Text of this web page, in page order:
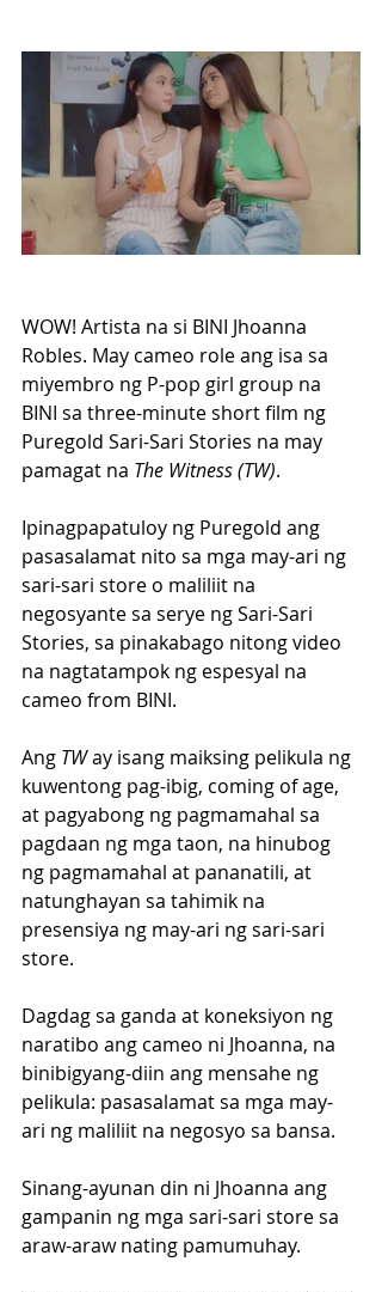
WOW! Artista na si BINI Jhoanna
Robles. May cameo role ang isa sa
miyembro ng P-pop girl group na
BINI sa three-minute short film ng
Puregold Sari-Sari Stories na may
pamagat na The Witness (TW).
Ipinagpapatuloy ng Puregold ang
pasasalamat nito sa mga may-ari ng
sari-sari store o maliliit na
negosyante sa serye ng Sari-Sari
Stories, sa pinakabago nitong video
na nagtatampok ng espesyal na
cameo from BINI.
Ang TW ay isang maiksing pelikula ng
kuwentong pag-ibig, coming of age,
at pagyabong ng pagmamahal sa
pagdaan ng mga taon, na hinubog
ng pagmamahal at pananatili, at
natunghayan sa tahimik na
presensiya ng may-ari ng sari-sari
store.
Dagdag sa ganda at koneksiyon ng
naratibo ang cameo ni Jhoanna, na
binibigyang-diin ang mensahe ng
pelikula: pasasalamat sa mga may-
ari ng maliliit na negosyo sa bansa.
Sinang-ayunan din ni Jhoanna ang
gampanin ng mga sari-sari store sa
araw-araw nating pamumuhay.